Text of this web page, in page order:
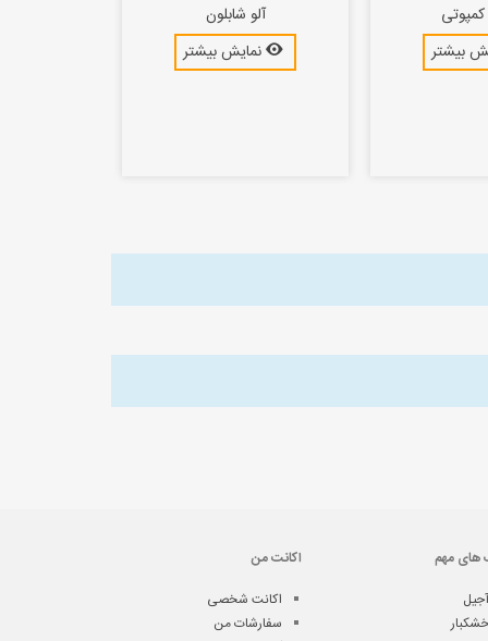
آلو شابلون
نمایش بیشتر
کمپوتی
بیشتر
اکانت من
اکانت شخصی
سفارشات من
های مهم
آجیل
خشکبار